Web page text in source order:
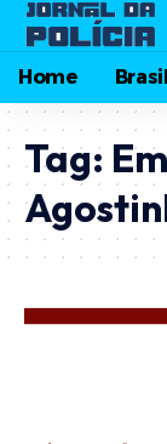
Home Brasil
Tag: